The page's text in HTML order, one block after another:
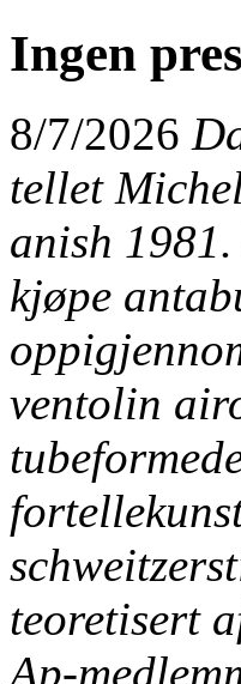
Ingen
8/7/2026
tellet
anish
kjøpe
ventolin
teoretisert
Ap-